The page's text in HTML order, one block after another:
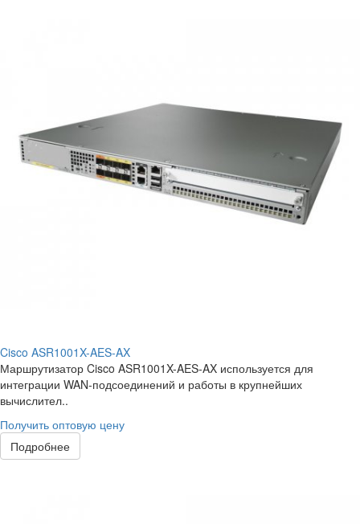
Cisco ASR1001X-AES-AX
Маршрутизатор Cisco ASR1001X-AES-AX используется для
интеграции WAN-подсоединений и работы в крупнейших
вычислител..
Получить оптовую цену
Подробнее